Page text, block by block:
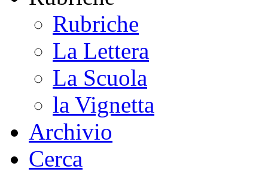
Rubriche
La Lettera
La Scuola
la Vignetta
Archivio
Cerca